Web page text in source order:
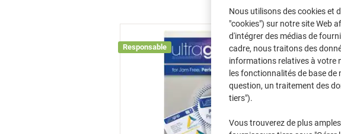
Marque : Avery
Responsable
Nous utilisons des cookies et
"cookies") sur notre site Web
d'intégrer des médias de
cadre, nous traitons des
informations relatives à votre
les fonctionnalités de base de
question, un traitement des
tiers").
Vous trouverez de plus